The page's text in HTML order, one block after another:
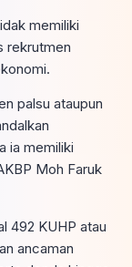
memiliki
rekrutmen
palsu ataupun
ia memiliki
Moh Faruk
492 KUHP atau
ancaman